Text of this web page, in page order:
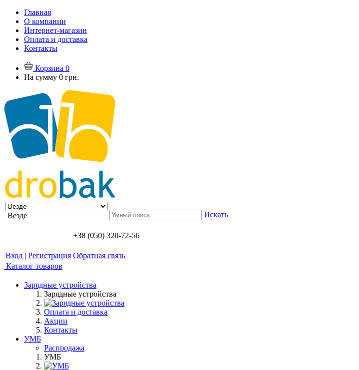
Главная
О компании
Интернет-магазин
Оплата и доставка
Контакты
Корзина 0
На сумму 0 грн.
Везде Искать
+38 (050) 320-72-56
Вход | Регистрация Обратная связь
Каталог товаров
Зарядные устройства
Зарядные устройства
Оплата и доставка
Акции
Контакты
УМБ
Распродажа
УМБ